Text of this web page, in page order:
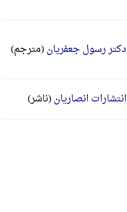
دکتر رسول جعفریان(مترجم)
انتشارات انصاریان(ناشر)